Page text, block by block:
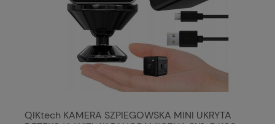
QIKtech KAMERA SZPIEGOWSKA MINI UKRYTA